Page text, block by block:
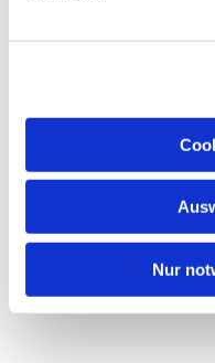
Nur
Dies